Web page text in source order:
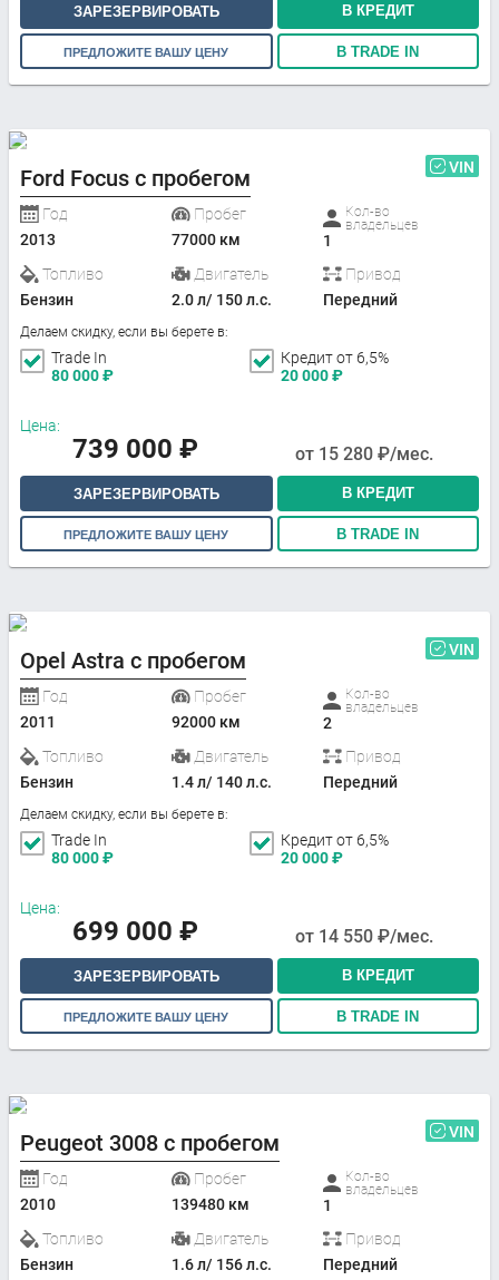
ЗАРЕЗЕРВИРОВАТЬ В КРЕДИТ
ПРЕДЛОЖИТЕ ВАШУ ЦЕНУ В TRADE IN
Ford Focus с пробегом VIN
Год
2013
Пробег
77000 км
Кол-во
владельцев
1
Топливо
Бензин
Двигатель
2.0 л/ 150 л.с.
Привод
Передний
Делаем скидку, если вы берете в:
Trade In
80 000₽
Кредит от 6,5%
20 000₽
Цена:
739 000 ₽ от 15 280 ₽/мес.
ЗАРЕЗЕРВИРОВАТЬ В КРЕДИТ
ПРЕДЛОЖИТЕ ВАШУ ЦЕНУ В TRADE IN
Opel Astra с пробегом VIN
Год
2011
Пробег
92000 км
Кол-во
владельцев
2
Топливо
Бензин
Двигатель
1.4 л/ 140 л.с.
Привод
Передний
Делаем скидку, если вы берете в:
Trade In
80 000₽
Кредит от 6,5%
20 000₽
Цена:
699 000 ₽ от 14 550 ₽/мес.
ЗАРЕЗЕРВИРОВАТЬ В КРЕДИТ
ПРЕДЛОЖИТЕ ВАШУ ЦЕНУ В TRADE IN
Peugeot 3008 с пробегом VIN
Год
2010
Пробег
139480 км
Кол-во
владельцев
1
Топливо
Бензин
Двигатель
1.6 л/ 156 л.с.
Привод
Передний